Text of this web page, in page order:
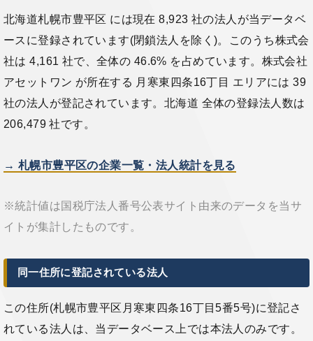
北海道札幌市豊平区 には現在 8,923 社の法人が当データベ
ースに登録されています(閉鎖法人を除く)。このうち株式会
社は 4,161 社で、全体の 46.6% を占めています。株式会社
アセットワン が所在する 月寒東四条16丁目 エリアには 39
社の法人が登記されています。北海道 全体の登録法人数は
206,479 社です。
→ 札幌市豊平区の企業一覧・法人統計を見る
※統計値は国税庁法人番号公表サイト由来のデータを当サ
イトが集計したものです。
同一住所に登記されている法人
この住所(札幌市豊平区月寒東四条16丁目5番5号)に登記さ
れている法人は、当データベース上では本法人のみです。